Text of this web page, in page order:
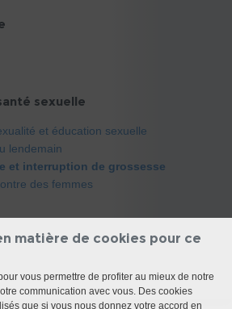
sexuelle
et éducation sexuelle
lendemain
et interruption de grossesse
des femmes
matière de cookies pour ce
vous permettre de profiter au mieux de notre
communication avec vous. Des cookies
que si vous nous donnez votre accord en